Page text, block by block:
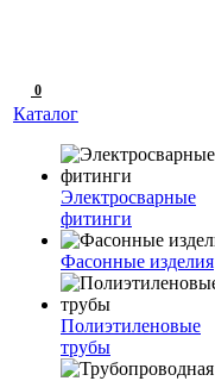
0
Каталог
Электросварные
фитинги
Фасонные изделия
Полиэтиленовые
трубы